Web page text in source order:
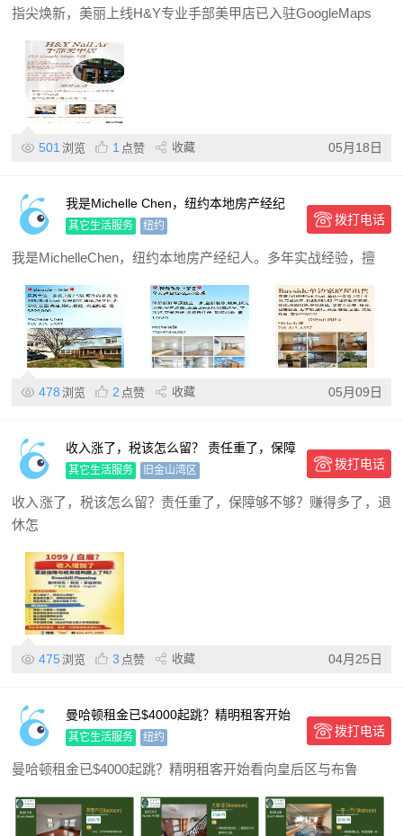
指尖焕新，美丽上线H&Y专业手部美甲店已入驻GoogleMaps
501 浏览 1 点赞 收藏 05月18日
我是Michelle Chen，纽约本地房产经纪
人。 多年实战经验，擅长帮你高效处理买
房、卖房、租房
其它生活服务 纽约 拨打电话
我是MichelleChen，纽约本地房产经纪人。多年实战经验，擅
478 浏览 2 点赞 收藏 05月09日
收入涨了，税该怎么留？ 责任重了，保障
够不够？ 赚得多了，退休怎么办？
其它生活服务 旧金山湾区 拨打电话
收入涨了，税该怎么留？责任重了，保障够不够？赚得多了，退
休怎
475 浏览 3 点赞 收藏 04月25日
曼哈顿租金已$4000起跳？精明租客开始
看向皇后区与布鲁克林
其它生活服务 纽约 拨打电话
曼哈顿租金已$4000起跳？精明租客开始看向皇后区与布鲁